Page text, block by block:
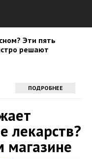
Эти пять
решают
ПОДРОБНЕЕ
лекарств?
магазине